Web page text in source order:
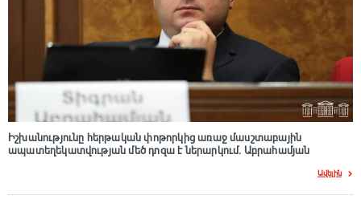
Իշխանությունը հերթական փոթորկից առաջ մասշտաբային
ապատեղեկատվության մեծ դnզա է ներարկում․ Աբրահամյան
Ավելին